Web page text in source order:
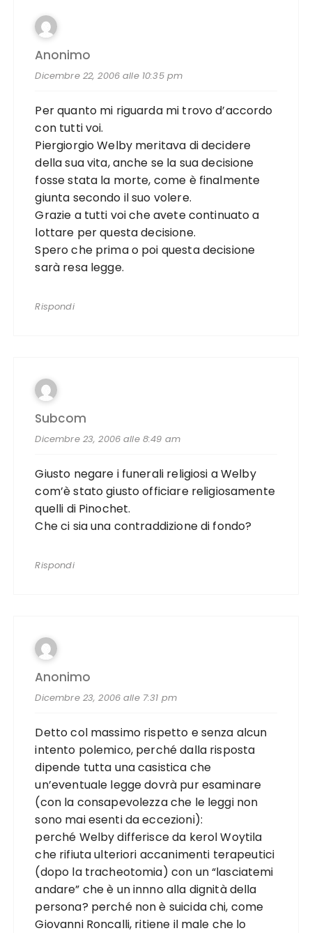
Anonimo
Dicembre 22, 2006 alle 10:35 pm
Per quanto mi riguarda mi trovo d’accordo
con tutti voi.
Piergiorgio Welby meritava di decidere
della sua vita, anche se la sua decisione
fosse stata la morte, come è finalmente
giunta secondo il suo volere.
Grazie a tutti voi che avete continuato a
lottare per questa decisione.
Spero che prima o poi questa decisione
sarà resa legge.
Rispondi
Subcom
Dicembre 23, 2006 alle 8:49 am
Giusto negare i funerali religiosi a Welby
com’è stato giusto officiare religiosamente
quelli di Pinochet.
Che ci sia una contraddizione di fondo?
Rispondi
Anonimo
Dicembre 23, 2006 alle 7:31 pm
Detto col massimo rispetto e senza alcun
intento polemico, perché dalla risposta
dipende tutta una casistica che
un’eventuale legge dovrà pur esaminare
(con la consapevolezza che le leggi non
sono mai esenti da eccezioni):
perché Welby differisce da kerol Woytila
che rifiuta ulteriori accanimenti terapeutici
(dopo la tracheotomia) con un “lasciatemi
andare” che è un innno alla dignità della
persona? perché non è suicida chi, come
Giovanni Roncalli, ritiene il male che lo